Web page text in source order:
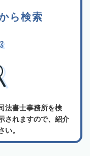
ら検索
法書士事務所を検
されますので、紹介
。